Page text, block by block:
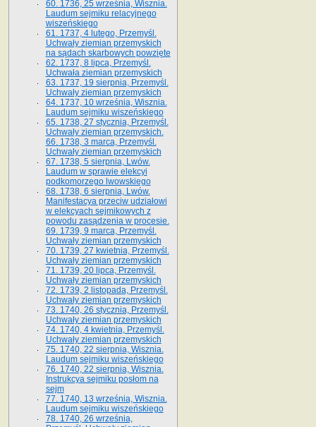
60. 1736, 25 września, Wisznia.
Laudum sejmiku relacyjnego
wiszeńskiego
61. 1737, 4 lutego, Przemyśl.
Uchwały ziemian przemyskich
na sądach skarbowych powzięte
62. 1737, 8 lipca, Przemyśl.
Uchwała ziemian przemyskich
63. 1737, 19 sierpnia, Przemyśl.
Uchwały ziemian przemyskich
64. 1737, 10 września, Wisznia.
Laudum sejmiku wiszeńskiego
65. 1738, 27 stycznia, Przemyśl.
Uchwały ziemian przemyskich­­.
66. 1738, 3 marca, Przemyśl.
Uchwały ziemian przemyskich­
67. 1738, 5 sierpnia, Lwów.
Laudum w sprawie elekcyi
podkomorzego lwowskiego
68. 1738, 6 sierpnia, Lwów.
Manifestacya przeciw udziałowi
w elekcyach sejmikowych z
powodu zasądzenia w procesie.
69. 1739, 9 marca, Przemyśl.
Uchwały ziemian przemyskich
70. 1739, 27 kwietnia, Przemyśl.
Uchwały ziemian przemyskich
71. 1739, 20 lipca, Przemyśl.
Uchwały ziemian przemyskich
72. 1739, 2 listopada, Przemyśl.
Uchwały ziemian przemyskich
73. 1740, 26 stycznia, Przemyśl.
Uchwały ziemian przemyskich
74. 1740, 4 kwietnia, Przemyśl.
Uchwały ziemian przemyskich
75. 1740, 22 sierpnia, Wisznia.
Laudum sejmiku wiszeńskiego
76. 1740, 22 sierpnia, Wisznia.
Instrukcya sejmiku posłom na
sejm
77. 1740, 13 września, Wisznia.
Laudum sejmiku wiszeńskiego
78. 1740, 26 września,